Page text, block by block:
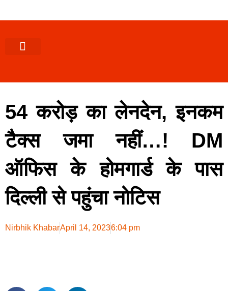
54 करोड़ का लेनदेन, इनकम
टैक्स जमा नहीं…! DM
ऑफिस के होमगार्ड के पास
दिल्ली से पहुंचा नोटिस
Nirbhik KhabarApril 14, 20236:04 pm